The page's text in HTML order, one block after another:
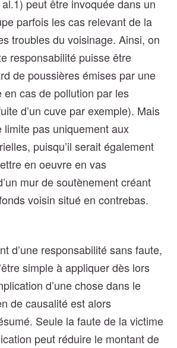
peut être invoquée dans un
parfois les cas relevant de la
troubles du voisinage. Ainsi, on
responsabilité puisse être
de poussières émises par une
en cas de pollution par les
d’un cuve par exemple). Mais
limite pas uniquement aux
puisqu’il serait également
en oeuvre en vas
mur de soutènement créant
voisin situé en contrebas.
d’une responsabilité sans faute,
simple à appliquer dès lors
d’une chose dans le
de causalité est alors
Seule la faute de la victime
peut réduire le montant de